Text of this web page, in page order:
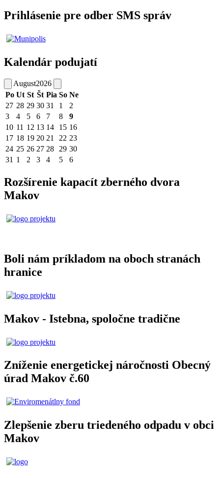
Prihlásenie pre odber SMS správ
Kalendár podujatí
August2026
Po Ut St Št Pia So Ne
27 28 29 30 31 1
2
3
4 5 6 7 8
9
10 11 12 13 14 15 16
17 18 19 20 21 22 23
24 25 26 27 28 29 30
31 1 2 3 4 5 6
Rozšírenie kapacít zberného dvora
Makov
Boli nám príkladom na oboch stranách
hranice
Makov - Istebna, spoločne tradične
Zníženie energetickej náročnosti Obecný
úrad Makov č.60
Zlepšenie zberu triedeného odpadu v obci
Makov